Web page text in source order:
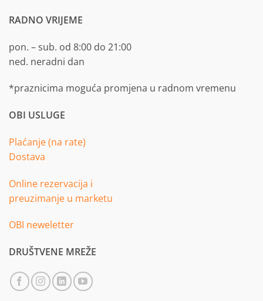
RADNO VRIJEME
pon. – sub. od 8:00 do 21:00
ned. neradni dan
*praznicima moguća promjena u radnom vremenu
OBI USLUGE
Plaćanje (na rate)
Dostava
Online rezervacija i
preuzimanje u marketu
OBI neweletter
DRUŠTVENE MREŽE